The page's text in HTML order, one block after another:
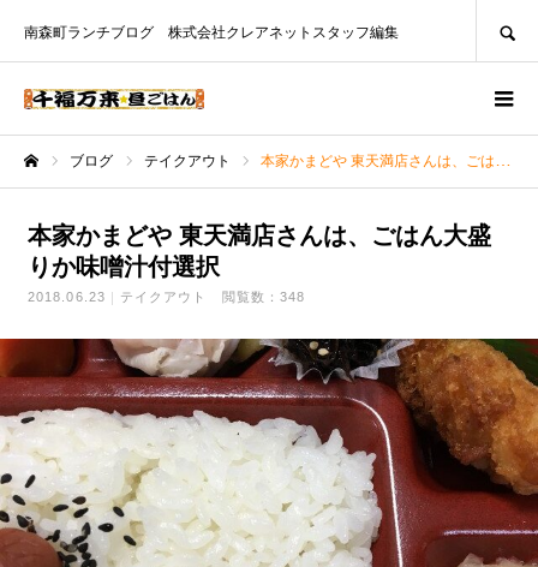
南森町ランチブログ 株式会社クレアネットスタッフ編集
ブログ テイクアウト 本家かまどや 東天満店さんは、ごはん大盛りか味噌汁付選択
本家かまどや 東天満店さんは、ごはん大盛
りか味噌汁付選択
2018.06.23 テイクアウト 閲覧数：348